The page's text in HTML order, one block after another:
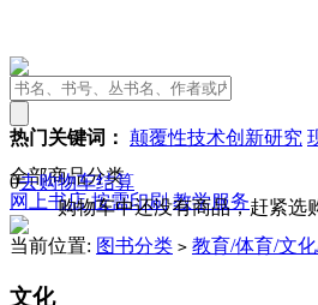
热门关键词： 颠覆性技术创新研究
0去购物车结算
购物车中还没有商品，赶紧选
全部商品分类
网上书店按需印刷 教学服务
当前位置: 图书分类 > 教育/体育/文
文化